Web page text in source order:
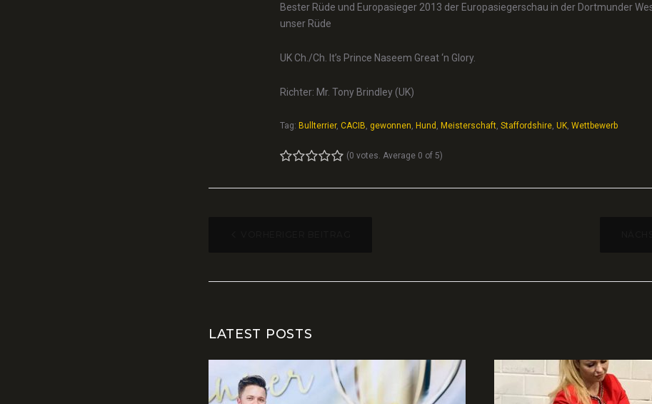
Bester Rüde und Europasieger 2013 der Europasiegerschau in der Dortmunder
unser Rüde
UK Ch./Ch. It’s Prince Naseem Great ‘n Glory.
Richter: Mr. Tony Brindley (UK)
Tag: Bullterrier, CACIB gewonnen Hund Meisterschaft, Staffordshire, UK, Wettbewerb
(0 votes . Average 0 of 5)
LATEST POSTS